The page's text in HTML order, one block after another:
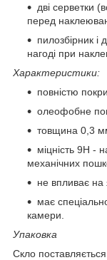
дві серветки
перед
пилозбірник і
нагоді при
Характеристики:
повністю
олеофобне
товщина 0,3
міцність 9Н -
механічних
не впливає на
має
камери.
Упаковка
Скло поставляється